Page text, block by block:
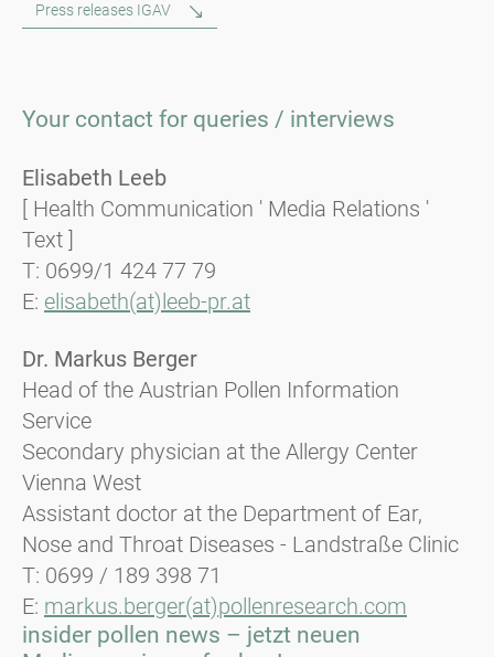
Press releases IGAV
Your contact for queries / interviews
Elisabeth Leeb
[ Health Communication ' Media Relations '
Text ]
T: 0699/1 424 77 79
E: elisabeth(at)leeb-pr.at
Dr. Markus Berger
Head of the Austrian Pollen Information
Service
Secondary physician at the Allergy Center
Vienna West
Assistant doctor at the Department of Ear,
Nose and Throat Diseases - Landstraße Clinic
T: 0699 / 189 398 71
E: markus.berger(at)pollenresearch.com
insider pollen news – jetzt neuen